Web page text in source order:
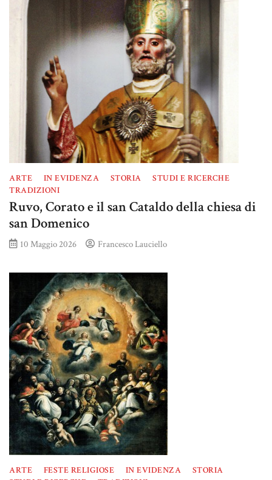
ARTE IN EVIDENZA STORIA
STUDI E RICERCHE
TRADIZIONI
Ruvo, Corato e il san Cataldo della chiesa di
san Domenico
10 Maggio 2026 Francesco Lauciello
ARTE FESTE RELIGIOSE IN EVIDENZA
STORIA